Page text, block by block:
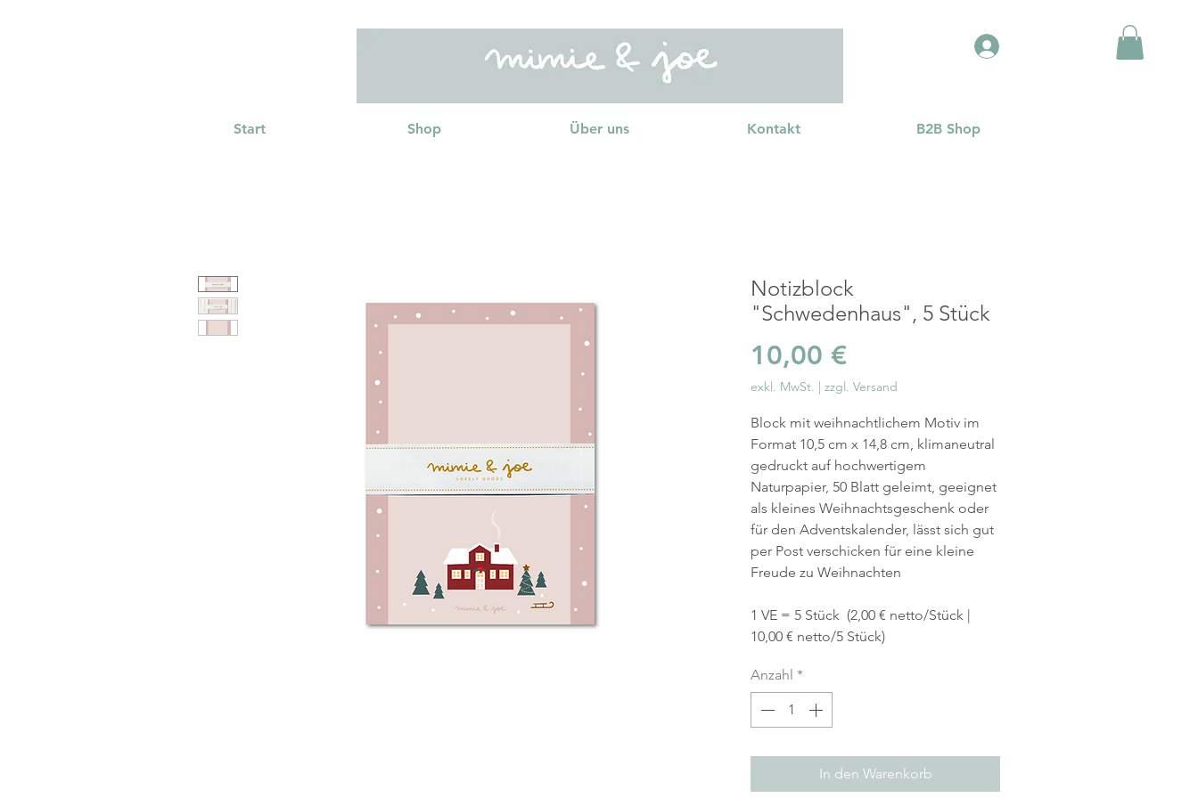
Start Shop Über uns Kontakt B2B Shop
Notizblock
"Schwedenhaus", 5 Stück
10,00 €Preis
exkl. MwSt. | zzgl. Versand
Block mit weihnachtlichem Motiv im
Format 10,5 cm x 14,8 cm, klimaneutral
gedruckt auf hochwertigem
Naturpapier, 50 Blatt geleimt, geeignet
als kleines Weihnachtsgeschenk oder
für den Adventskalender, lässt sich gut
per Post verschicken für eine kleine
Freude zu Weihnachten
1 VE = 5 Stück (2,00 € netto/Stück |
10,00 € netto/5 Stück)
Anzahl *
In den Warenkorb